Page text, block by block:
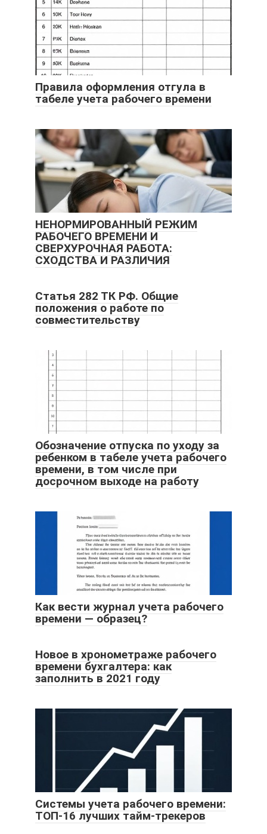
Правила оформления отгула в
табеле учета рабочего времени
НЕНОРМИРОВАННЫЙ РЕЖИМ
РАБОЧЕГО ВРЕМЕНИ И
СВЕРХУРОЧНАЯ РАБОТА:
СХОДСТВА И РАЗЛИЧИЯ
Статья 282 ТК РФ. Общие
положения о работе по
совместительству
Обозначение отпуска по уходу за
ребенком в табеле учета рабочего
времени, в том числе при
досрочном выходе на работу
Как вести журнал учета рабочего
времени — образец?
Новое в хронометраже рабочего
времени бухгалтера: как
заполнить в 2021 году
Системы учета рабочего времени:
ТОП-16 лучших тайм-трекеров